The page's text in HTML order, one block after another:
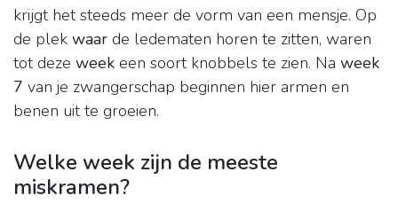
krijgt het steeds meer de vorm van een mensje. Op
de plek waar de ledematen horen te zitten, waren
tot deze week een soort knobbels te zien. Na week
7 van je zwangerschap beginnen hier armen en
benen uit te groeien.
Welke week zijn de meeste
miskramen?